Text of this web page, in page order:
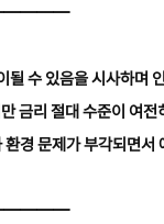
수 있음을 시사하며
금리 절대 수준이 여
경 문제가 부각되면서